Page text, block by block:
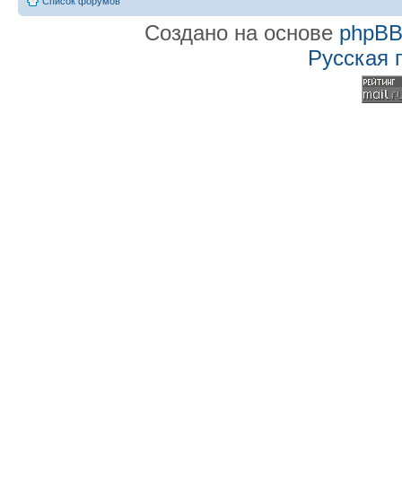
Создано на основе phpBB
Русская